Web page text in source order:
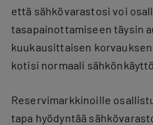
että sähkövarastosi voi
tasapainottamiseen täysin
kuukausittaisen
kotisi normaali
Reservimarkkinoille
tapa hyödyntää